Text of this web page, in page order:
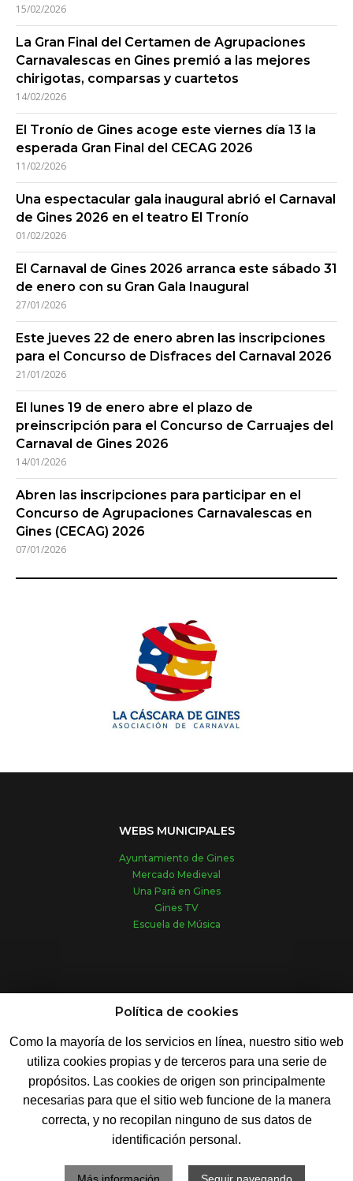
15/02/2026
La Gran Final del Certamen de Agrupaciones
Carnavalescas en Gines premió a las mejores
chirigotas, comparsas y cuartetos
14/02/2026
El Tronío de Gines acoge este viernes día 13 la
esperada Gran Final del CECAG 2026
11/02/2026
Una espectacular gala inaugural abrió el Carnaval
de Gines 2026 en el teatro El Tronío
01/02/2026
El Carnaval de Gines 2026 arranca este sábado 31
de enero con su Gran Gala Inaugural
27/01/2026
Este jueves 22 de enero abren las inscripciones
para el Concurso de Disfraces del Carnaval 2026
21/01/2026
El lunes 19 de enero abre el plazo de
preinscripción para el Concurso de Carruajes del
Carnaval de Gines 2026
14/01/2026
Abren las inscripciones para participar en el
Concurso de Agrupaciones Carnavalescas en
Gines (CECAG) 2026
07/01/2026
WEBS MUNICIPALES
Ayuntamiento de Gines
Mercado Medieval
Una Pará en Gines
Gines TV
Escuela de Música
© 2019 - Ayuntamiento de Gines
Conde de Ofalia, 2 - 41960 Gines (Sevilla)
Política de cookies
Como la mayoría de los servicios en línea, nuestro sitio web
utiliza cookies propias y de terceros para una serie de
propósitos. Las cookies de origen son principalmente
necesarias para que el sitio web funcione de la manera
correcta, y no recopilan ninguno de sus datos de
identificación personal.